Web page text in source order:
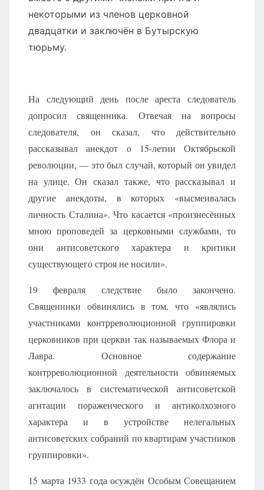
некоторыми из членов церковной
двадцатки и заключён в Бутырскую
тюрьму.
На следующий день после ареста следователь
допросил священника. Отвечая на вопросы
следователя, он сказал, что действительно
рассказывал анекдот о 15-летии Октябрьской
революции, — это был случай, который он увидел
на улице. Он сказал также, что рассказывал и
другие анекдоты, в которых «высмеивалась
личность Сталина». Что касается «произнесённых
мною проповедей за церковными службами, то
они антисоветского характера и критики
существующего строя не носили».
19 февраля следствие было закончено.
Священники обвинялись в том, что «являлись
участниками контрреволюционной группировки
церковников при церкви так называемых Флора и
Лавра. Основное содержание
контрреволюционной деятельности обвиняемых
заключалось в систематической антисоветской
агитации пораженческого и антиколхозного
характера и в устройстве нелегальных
антисоветских собраний по квартирам участников
группировки».
15 марта 1933 года осуждён Особым Совещанием